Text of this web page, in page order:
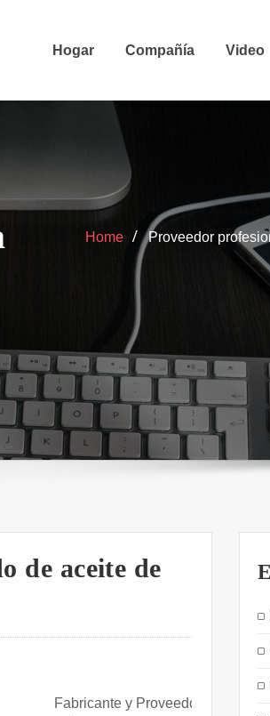
Hogar Compañía Video
Home Proveedor
de aceite de
Fabricante y Proveedor de